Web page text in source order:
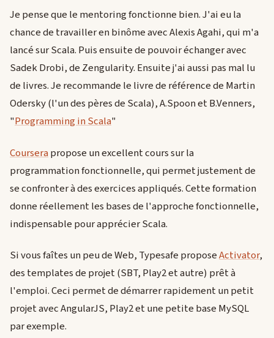
Je pense que le mentoring fonctionne bien. J'ai eu la
chance de travailler en binôme avec Alexis Agahi, qui m'a
lancé sur Scala. Puis ensuite de pouvoir échanger avec
Sadek Drobi, de Zengularity. Ensuite j'ai aussi pas mal lu
de livres. Je recommande le livre de référence de Martin
Odersky (l'un des pères de Scala), A.Spoon et B.Venners,
"Programming in Scala"
Courserapropose un excellent cours sur la
programmation fonctionnelle, qui permet justement de
se confronter à des exercices appliqués. Cette formation
donne réellement les bases de l'approche fonctionnelle,
indispensable pour apprécier Scala.
Si vous faîtes un peu de Web, Typesafe proposeActivator,
des templates de projet (SBT, Play2 et autre) prêt à
l'emploi. Ceci permet de démarrer rapidement un petit
projet avec AngularJS, Play2 et une petite base MySQL
par exemple.